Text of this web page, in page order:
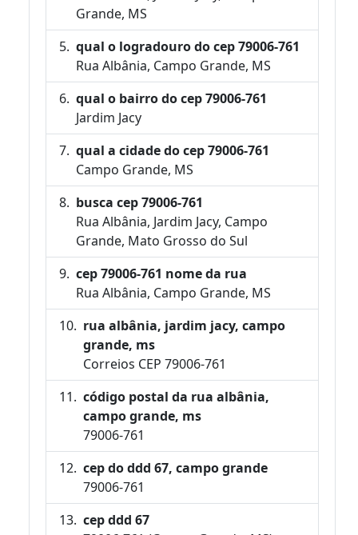
Grande, MS
qual o logradouro do cep 79006-761
Rua Albânia, Campo Grande, MS
qual o bairro do cep 79006-761
Jardim Jacy
qual a cidade do cep 79006-761
Campo Grande, MS
busca cep 79006-761
Rua Albânia, Jardim Jacy, Campo
Grande, Mato Grosso do Sul
cep 79006-761 nome da rua
Rua Albânia, Campo Grande, MS
rua albânia, jardim jacy, campo
grande, ms
Correios CEP 79006-761
código postal da rua albânia,
campo grande, ms
79006-761
cep do ddd 67, campo grande
79006-761
cep ddd 67